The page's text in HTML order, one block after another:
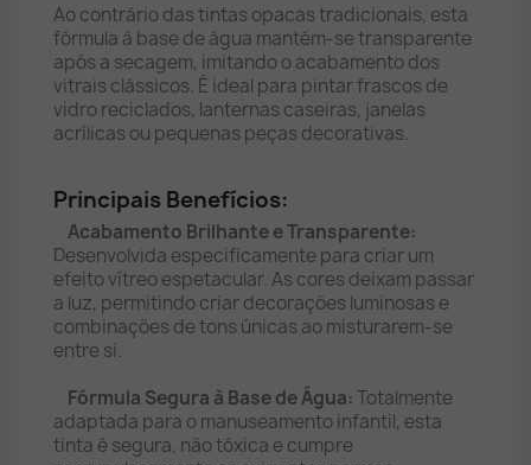
Ao contrário das tintas opacas tradicionais, esta
fórmula à base de água mantém-se transparente
após a secagem, imitando o acabamento dos
vitrais clássicos. É ideal para pintar frascos de
vidro reciclados, lanternas caseiras, janelas
acrílicas ou pequenas peças decorativas.
Principais Benefícios:
Acabamento Brilhante e Transparente:
Desenvolvida especificamente para criar um
efeito vítreo espetacular. As cores deixam passar
a luz, permitindo criar decorações luminosas e
combinações de tons únicas ao misturarem-se
entre si.
Fórmula Segura à Base de Água:Totalmente
adaptada para o manuseamento infantil, esta
tinta é segura, não tóxica e cumpre